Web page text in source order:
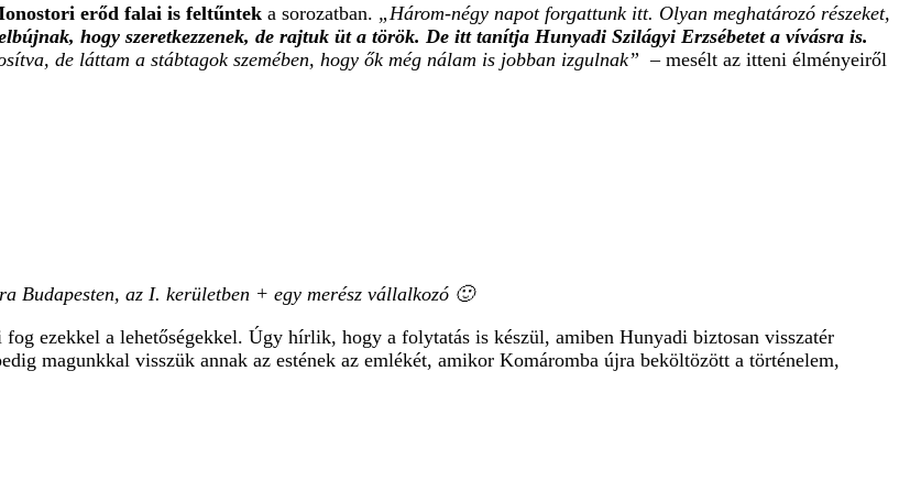
erőd falai is feltűntek a sorozatban. „Három-négy napot forgattunk itt. Olyan meghatározó részeket,
hogy szeretkezzenek, de rajtuk üt a török. De itt tanítja Hunyadi Szilágyi Erzsébetet a vívásra is.
de láttam a stábtagok szemében, hogy ők még nálam is jobban izgulnak” – mesélt az itteni élményeiről
Budapesten, az I. kerületben + egy merész vállalkozó 🙂
fog ezekkel a lehetőségekkel. Úgy hírlik, hogy a folytatás is készül, amiben Hunyadi biztosan visszatér
magunkkal visszük annak az estének az emlékét, amikor Komáromba újra beköltözött a történelem,